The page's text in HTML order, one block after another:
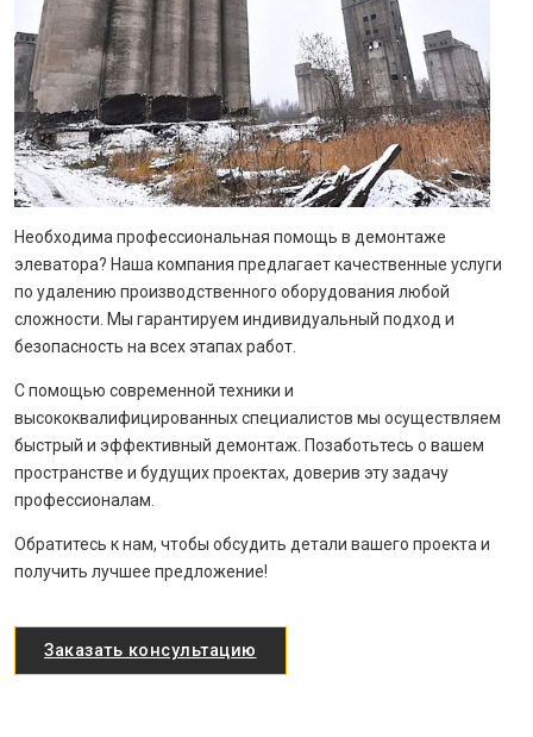
Необходима профессиональная помощь в демонтаже
элеватора? Наша компания предлагает качественные услуги
по удалению производственного оборудования любой
сложности. Мы гарантируем индивидуальный подход и
безопасность на всех этапах работ.
С помощью современной техники и
высококвалифицированных специалистов мы осуществляем
быстрый и эффективный демонтаж. Позаботьтесь о вашем
пространстве и будущих проектах, доверив эту задачу
профессионалам.
Обратитесь к нам, чтобы обсудить детали вашего проекта и
получить лучшее предложение!
Заказать консультацию